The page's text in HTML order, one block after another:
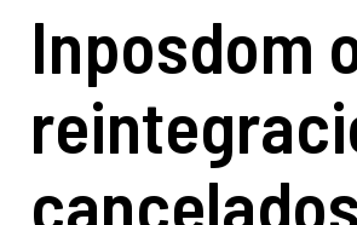
Inposdom